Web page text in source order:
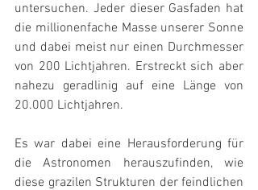
untersuchen. Jeder dieser Gasfaden hat
die millionenfache Masse unserer Sonne
und dabei meist nur einen Durchmesser
von 200 Lichtjahren. Erstreckt sich aber
nahezu geradlinig auf eine Länge von
20.000 Lichtjahren.
Es war dabei eine Herausforderung für
die Astronomen herauszufinden, wie
diese grazilen Strukturen der feindlichen